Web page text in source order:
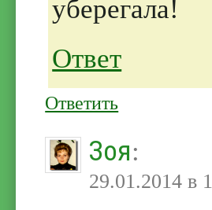
уберегала!
Ответ
Ответить
Зоя:
29.01.2014 в